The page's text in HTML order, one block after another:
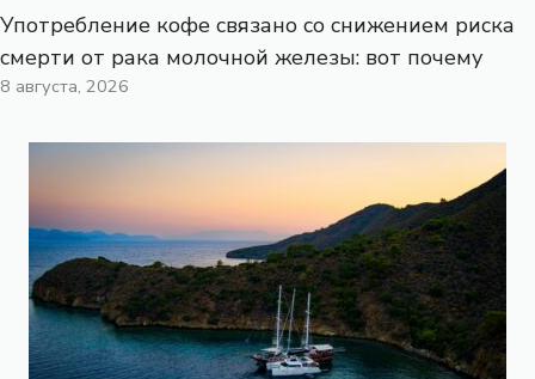
Употребление кофе связано со снижением риска
смерти от рака молочной железы: вот почему
8 августа, 2026